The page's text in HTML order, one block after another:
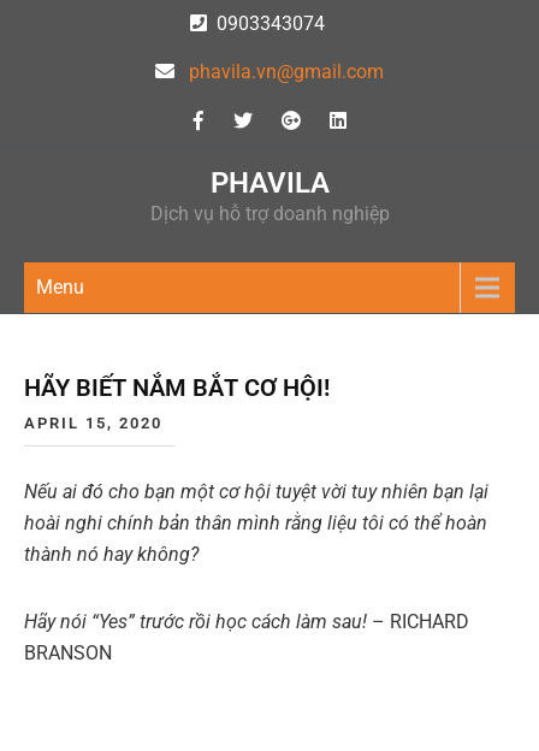
0903343074
phavila.vn@gmail.com
PHAVILA
Dịch vụ hỗ trợ doanh nghiệp
Menu
HÃY BIẾT NẮM BẮT CƠ HỘI!
APRIL 15, 2020
Nếu ai đó cho bạn một cơ hội tuyệt vời tuy nhiên bạn lại
hoài nghi chính bản thân mình rằng liệu tôi có thể hoàn
thành nó hay không?
Hãy nói “Yes” trước rồi học cách làm sau! – RICHARD
BRANSON